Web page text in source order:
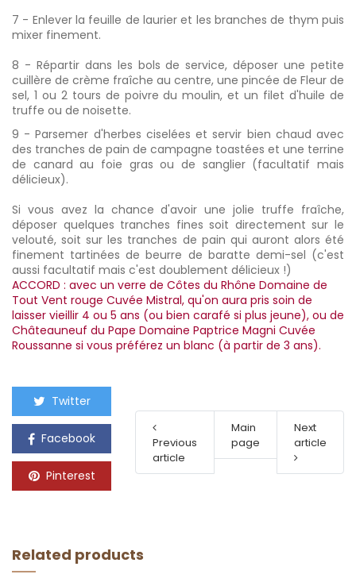
7 - Enlever la feuille de laurier et les branches de thym puis
mixer finement.
8 - Répartir dans les bols de service, déposer une petite
cuillère de crème fraîche au centre, une pincée de Fleur de
sel, 1 ou 2 tours de poivre du moulin, et un filet d'huile de
truffe ou de noisette.
9 - Parsemer d'herbes ciselées et servir bien chaud avec
des tranches de pain de campagne toastées et une terrine
de canard au foie gras ou de sanglier (facultatif mais
délicieux).
Si vous avez la chance d'avoir une jolie truffe fraîche,
déposer quelques tranches fines soit directement sur le
velouté, soit sur les tranches de pain qui auront alors été
finement tartinées de beurre de baratte demi-sel (c'est
aussi facultatif mais c'est doublement délicieux !)
ACCORD : avec un verre de Côtes du Rhône Domaine de
Tout Vent rouge Cuvée Mistral, qu'on aura pris soin de
laisser vieillir 4 ou 5 ans (ou bien carafé si plus jeune), ou de
Châteauneuf du Pape Domaine Paptrice Magni Cuvée
Roussanne si vous préférez un blanc (à partir de 3 ans).
Twitter
Facebook
Pinterest
Previous
article
Main
page
Next
article
Related products